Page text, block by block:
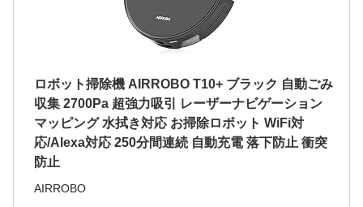
ロボット掃除機 AIRROBO T10+ ブラック 自動ごみ
収集 2700Pa 超強力吸引 レーザーナビゲーション
マッピング 水拭き対応 お掃除ロボット WiFi対
応/Alexa対応 250分間連続 自動充電 落下防止 衝突
防止
AIRROBO